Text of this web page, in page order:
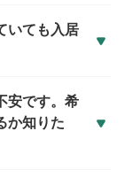
いても入居
安です。希
か知りた